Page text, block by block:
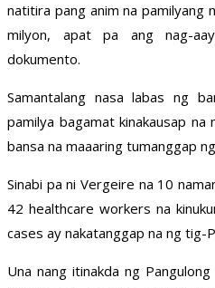
natitira pang anim na pamilyang
milyon, apat pa ang nag-
dokumento.
Samantalang nasa labas ng
pamilya bagamat kinakausap na
bansa na maaaring tumanggap
Sinabi pa ni Vergeire na 10
42 healthcare workers na
cases ay nakatanggap na ng tig-
Una nang itinakda ng